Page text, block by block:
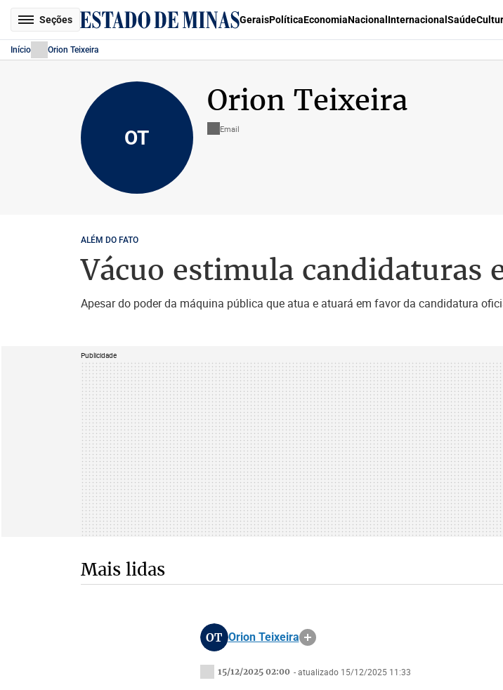
Seções GeraisPolíticaEconomiaNacional Internacional Saúde
Início Orion Teixeira
OT
Orion Teixeira
Email
ALÉM DO FATO
Vácuo estimula candidaturas
Apesar do poder da máquina pública que atua e atuará em favor da candidatura
Publicidade
Mais lidas
OT Orion Teixeira
15/12/2025 02:00 - atualizado 15/12/2025 11:33